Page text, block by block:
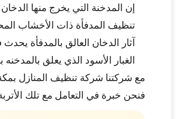
إن المدخنة التي يخرج منها
تنظيف المدفأة ذات الأخشاب
آثار الدخان العالق بالمدفأة
الغبار الأسود الذي يعلق
مع شركتنا شركة تنظيف المنازل
فنحن خبرة في التعامل مع تلك